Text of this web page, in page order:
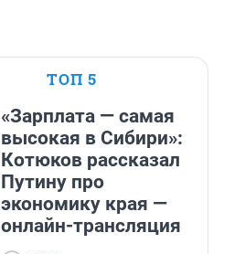
ТОП 5
«Зарплата — самая
высокая в Сибири»:
Котюков рассказал
Путину про
экономику края —
онлайн-трансляция